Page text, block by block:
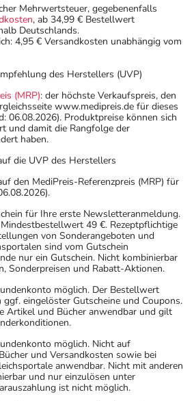
Mehrwertsteuer, gegebenenfalls
, ab 34,99 € Bestellwert
Deutschlands.
4,95 € Versandkosten unabhängig vom
des Herstellers (UVP)
(MRP): der höchste Verkaufspreis, den
www.medipreis.de für dieses
06.08.2026). Produktpreise können sich
und damit die Rangfolge der
haben.
die UVP des Herstellers
den MediPreis-Referenzpreis (MRP) für
für Ihre erste Newsletteranmeldung.
49 €. Rezeptpflichtige
von Sonderangeboten und
sind vom Gutschein
nur ein Gutschein. Nicht kombinierbar
Sonderpreisen und Rabatt-Aktionen.
möglich. Der Bestellwert
ggf. eingelöster Gutscheine und Coupons.
Artikel und Bücher anwendbar und gilt
möglich. Nicht auf
und Versandkosten sowie bei
anwendbar. Nicht mit anderen
und nur einzulösen unter
ist nicht möglich.